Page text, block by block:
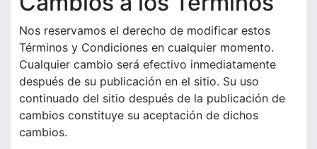
Nos reservamos el derecho de modificar estos
Términos y Condiciones en cualquier momento.
Cualquier cambio será efectivo inmediatamente
después de su publicación en el sitio. Su uso
continuado del sitio después de la publicación de
cambios constituye su aceptación de dichos
cambios.